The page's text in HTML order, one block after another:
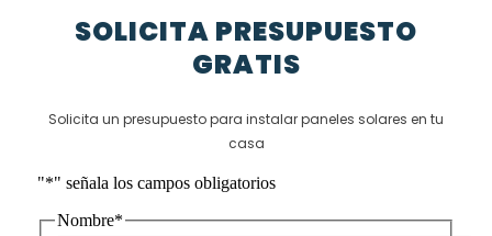
SOLICITA PRESUPUESTO
GRATIS
Solicita un presupuesto para instalar paneles solares en tu
casa
"*" señala los campos obligatorios
Nombre*